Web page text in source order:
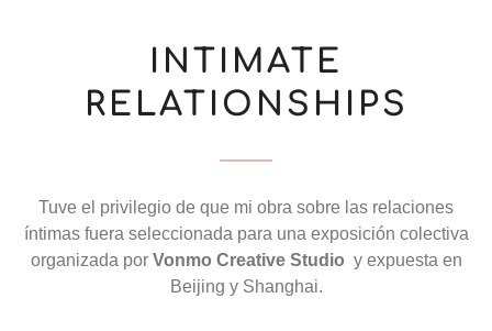
INTIMATE
RELATIONSHIPS
Tuve el privilegio de que mi obra sobre las relaciones
íntimas fuera seleccionada para una exposición colectiva
organizada por Vonmo Creative Studio y expuesta en
Beijing y Shanghai.